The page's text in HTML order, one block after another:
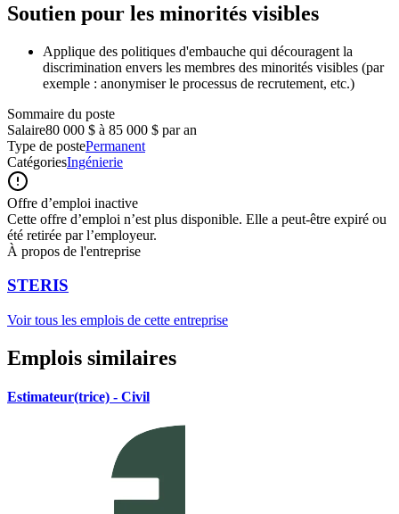
Soutien pour les minorités visibles
Applique des politiques d'embauche qui découragent la
discrimination envers les membres des minorités visibles (par
exemple : anonymiser le processus de recrutement, etc.)
Sommaire du poste
Salaire80 000 $ à 85 000 $ par an
Type de postePermanent
CatégoriesIngénierie
Offre d’emploi inactive
Cette offre d’emploi n’est plus disponible. Elle a peut-être expiré ou
été retirée par l’employeur.
À propos de l'entreprise
STERIS
Voir tous les emplois de cette entreprise
Emplois similaires
Estimateur(trice) - Civil